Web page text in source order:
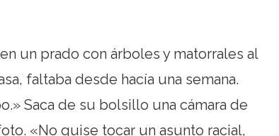
un prado con árboles y matorrales al
faltaba desde hacía una semana.
Saca de su bolsillo una cámara de
«No quise tocar un asunto racial,